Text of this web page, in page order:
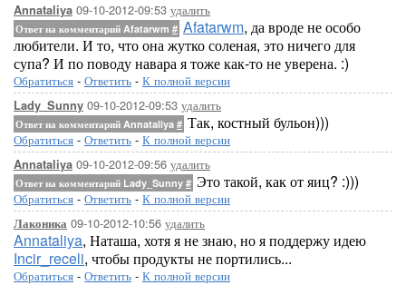
Annataliya 09-10-2012-09:53 удалить
Ответ на комментарий Afatarwm # Afatarwm, да вроде не особо
любители. И то, что она жутко соленая, это ничего для
супа? И по поводу навара я тоже как-то не уверена. :)
Обратиться - Ответить - К полной версии
Lady_Sunny 09-10-2012-09:53 удалить
Ответ на комментарий Annataliya # Так, костный бульон)))
Обратиться - Ответить - К полной версии
Annataliya 09-10-2012-09:56 удалить
Ответ на комментарий Lady_Sunny # Это такой, как от яиц? :)))
Обратиться - Ответить - К полной версии
Лаконика 09-10-2012-10:56 удалить
Annataliya, Наташа, хотя я не знаю, но я поддержу идею
Incir_receli, чтобы продукты не портились...
Обратиться - Ответить - К полной версии